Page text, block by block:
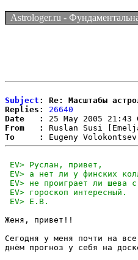
Astrologer.ru -
Subject : Re: Масштабы
Replies:
26640
Date   :
From   :
Ruslan Susi
To     :
Eugeny
Женя, привет!!
Сегодня у меня почти на
днём прогноз у себя на